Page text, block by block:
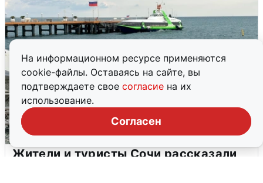
На информационном ресурсе применяются
cookie-файлы. Оставаясь на сайте, вы
подтверждаете свое согласие на их
использование.
Согласен
Жители и туристы Сочи рассказали